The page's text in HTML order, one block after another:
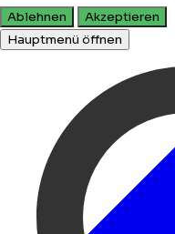
Ablehnen
Akzeptieren
Hauptmenü öffnen